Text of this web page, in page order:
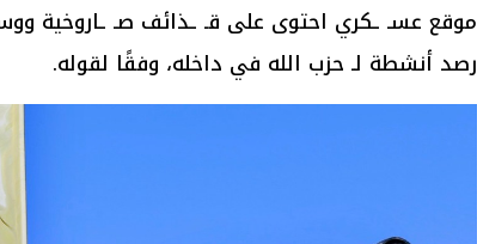
موقع عسـ ـكري احتوى على قـ ـذائف صـ ـاروخية
رصد أنشطة لـ حزب الله في داخله، وفقًا لقوله.